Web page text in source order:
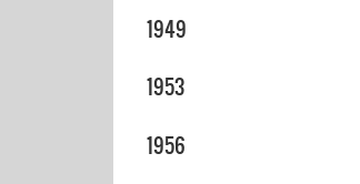
1949
1953
1956